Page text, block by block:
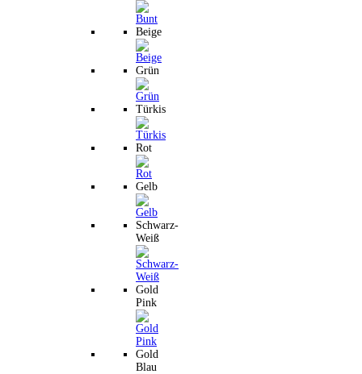
Beige
Grün
Türkis
Rot
Gelb
Schwarz-
Weiß
Gold
Pink
Gold
Blau